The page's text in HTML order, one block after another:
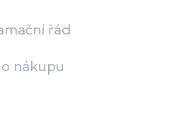
řád
nákupu